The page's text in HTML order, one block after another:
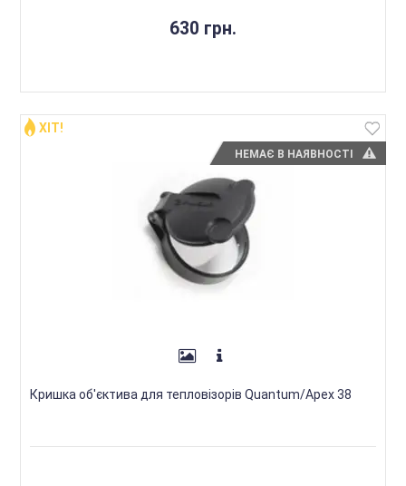
630 грн.
НЕМАЄ В НАЯВНОСТІ
ХІТ!
Кришка об'єктива для тепловізорів Quantum/Apex 38